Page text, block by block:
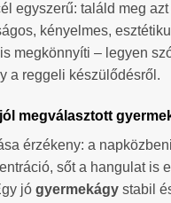
egyszerű: találd meg
kényelmes,
megkönnyíti – legyen
a reggeli készülődésről.
megválasztott
érzékeny: a
sőt a hangulat is
jó gyermekágy stabil